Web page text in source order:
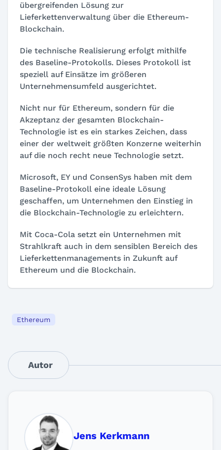
übergreifenden Lösung zur
Lieferkettenverwaltung über die Ethereum-
Blockchain.
Die technische Realisierung erfolgt mithilfe
des Baseline-Protokolls. Dieses Protokoll ist
speziell auf Einsätze im größeren
Unternehmensumfeld ausgerichtet.
Nicht nur für Ethereum, sondern für die
Akzeptanz der gesamten Blockchain-
Technologie ist es ein starkes Zeichen, dass
einer der weltweit größten Konzerne weiterhin
auf die noch recht neue Technologie setzt.
Microsoft, EY und ConsenSys haben mit dem
Baseline-Protokoll eine ideale Lösung
geschaffen, um Unternehmen den Einstieg in
die Blockchain-Technologie zu erleichtern.
Mit Coca-Cola setzt ein Unternehmen mit
Strahlkraft auch in dem sensiblen Bereich des
Lieferkettenmanagements in Zukunft auf
Ethereum und die Blockchain.
Ethereum
Autor
Jens Kerkmann